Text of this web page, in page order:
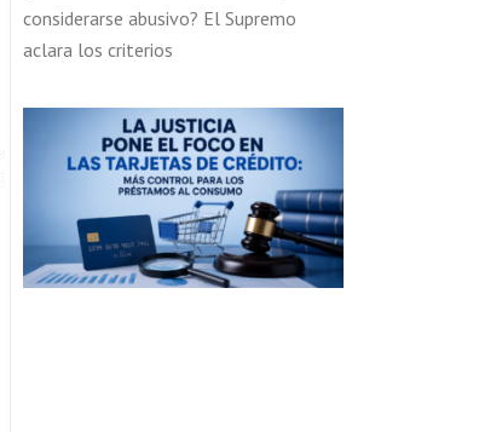
considerarse abusivo? El Supremo
aclara los criterios